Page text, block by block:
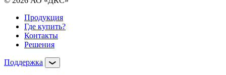
Продукция
Где купить?
Контакты
Решения
Поддержка